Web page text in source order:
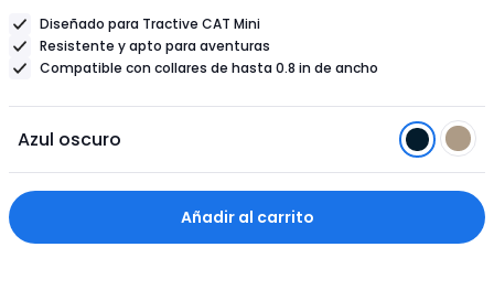
producto
$9.99
Diseñado para Tractive CAT Mini
Resistente y apto para aventuras
Compatible con collares de hasta 0.8 in de ancho
Azul oscuro
Añadir al carrito